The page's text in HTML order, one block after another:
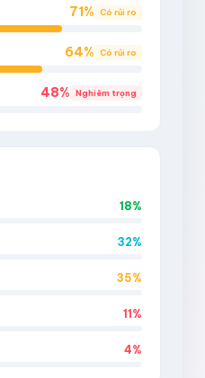
71% Có rủi ro
64% Có rủi ro
48% Nghiêm trọng
18%
32%
35%
11%
4%